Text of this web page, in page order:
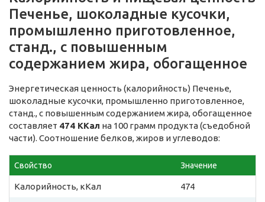
Печенье, шоколадные кусочки,
промышленно приготовленное,
станд., с повышенным
содержанием жира, обогащенное
Энергетическая ценность (калорийность) Печенье,
шоколадные кусочки, промышленно приготовленное,
станд., с повышенным содержанием жира, обогащенное
составляет 474 ККал на 100 грамм продукта (съедобной
части). Соотношение белков, жиров и углеводов:
Свойство Значение
Калорийность, кКал 474